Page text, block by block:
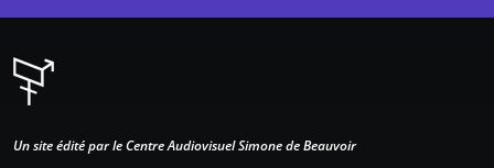
Un site édité par le Centre Audiovisuel Simone de Beauvoir